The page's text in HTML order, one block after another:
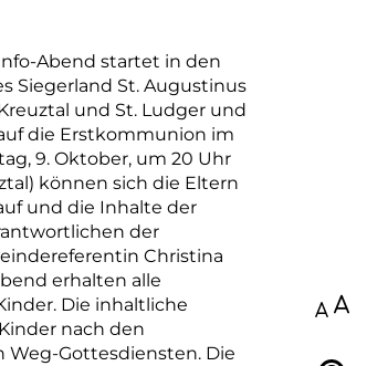
Abend startet in den
Siegerland St. Augustinus
und St. Ludger und
die Erstkommunion im
9. Oktober, um 20 Uhr
können sich die Eltern
und die Inhalte der
der
Christina
erhalten alle
Die inhaltliche
nach den
Gottesdiensten. Die
100